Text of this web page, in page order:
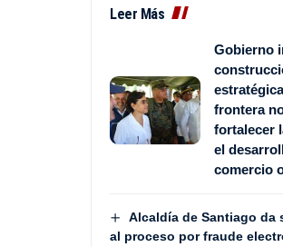
Leer Más
Gobierno
frontera
fortalecer
el
comercio
Alcaldía de Santiago da
al proceso por fraude